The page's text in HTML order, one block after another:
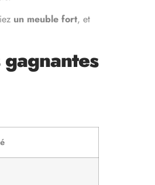
un meuble fort, et